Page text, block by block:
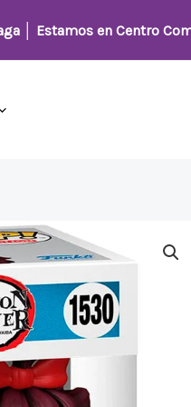
│ Estamos en Centro